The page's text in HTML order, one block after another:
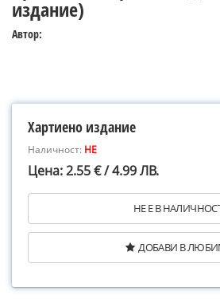
издание)
Автор:
Хартиено издание
Наличност: НЕ
Цена: 2.55 € / 4.99 ЛВ.
НЕ Е В
ДОБАВИ В